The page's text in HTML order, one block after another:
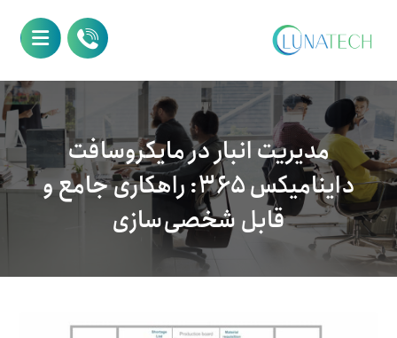
مدیریت انبار در مایکروسافت
داینامیکس ۳۶۵: راهکاری جامع و
قابل شخصی‌سازی